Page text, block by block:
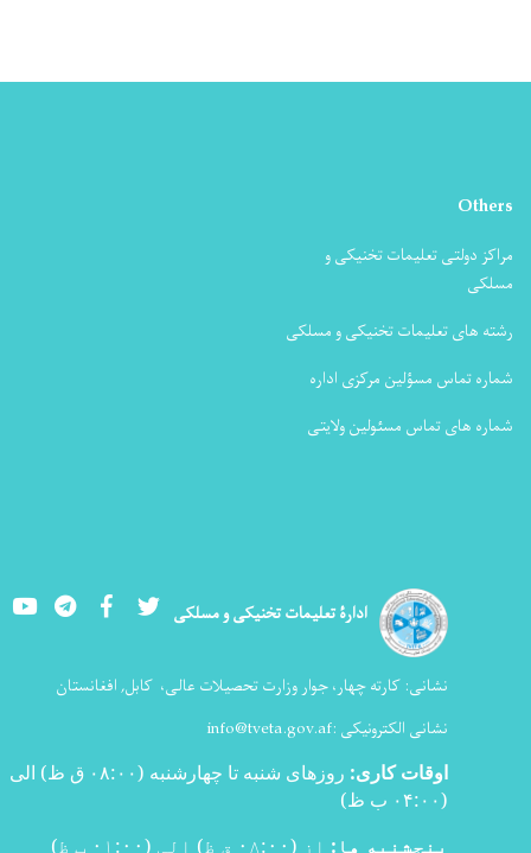
Others
مراکز دولتی تعلیمات تخنیکی و
مسلکی
رشته های تعلیمات تخنیکی و مسلکی
شماره تماس مسؤلین مرکزی اداره
شماره های تماس مسئولین ولایتی
ادارۀ تعلیمات تخنیکی و مسلکی YoutubeLinkedInFacebook Twitter
نشانی: کارته چهار، جوار وزارت تحصیلات عالی، کابل, افغانستان
نشانی الکترونیکی :info@tveta.gov.af
اوقات کاری:
روزهای شنبه تا چهارشنبه (۰۸:۰۰ ق ظ) الی
(۰۴:۰۰ ب ظ
)
پنجشنبه ها: از (۰۸:۰۰ ق ظ) الی (۰۱:۰۰ ب ظ)